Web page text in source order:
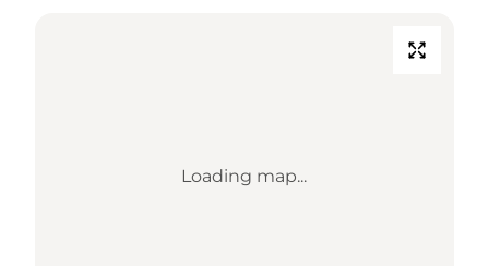
Loading map...